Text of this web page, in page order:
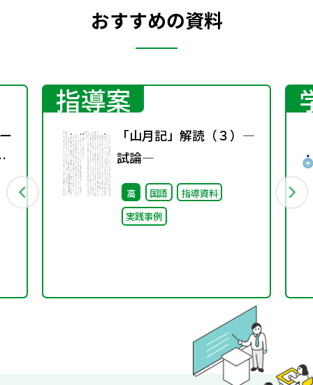
おすすめの資料
指導案
「山月記」解読（３）―
試論―
高 国語
指導資料
実践事例